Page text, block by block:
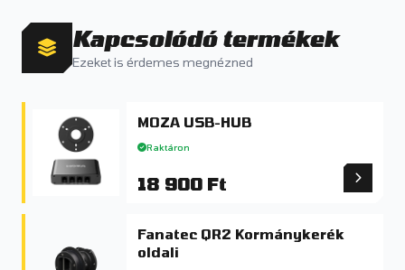
Kapcsolódó termékek
Ezeket is érdemes megnézned
MOZA USB-HUB
Raktáron
18 900 Ft
Fanatec QR2 Kormánykerék
oldali